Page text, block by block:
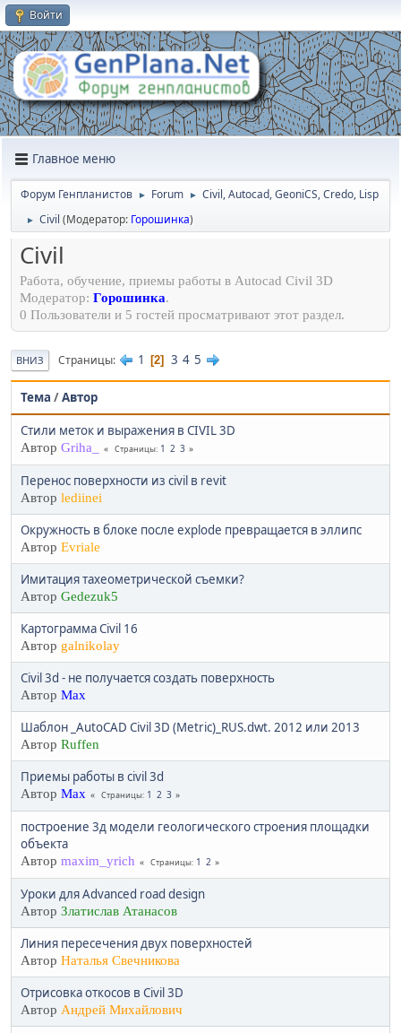
Войти
Главное меню
Форум Генпланистов ► Forum ► Civil, Autocad, GeoniCS, Credo, Lisp
► Civil (Модератор: Горошинка)
Civil
Работа, обучение, приемы работы в Autocad Civil 3D
Модератор: Горошинка.
0 Пользователи и 5 гостей просматривают этот раздел.
ВНИЗ Страницы 1 2 3 4 5
Тема /Автор
Стили меток и выражения в CIVIL 3D
Автор Griha_ Страницы 1 2 3
Перенос поверхности из civil в revit
Автор lediinei
Окружность в блоке после explode превращается в эллипс
Автор Evriale
Имитация тахеометрической съемки?
Автор Gedezuk5
Картограмма Civil 16
Автор galnikolay
Civil 3d - не получается создать поверхность
Автор Max
Шаблон _AutoCAD Civil 3D (Metric)_RUS.dwt. 2012 или 2013
Автор Ruffen
Приемы работы в civil 3d
Автор Max Страницы 1 2 3
построение 3д модели геологического строения площадки
объекта
Автор maxim_yrich Страницы 1 2
Уроки для Advanced road design
Автор Златислав Атанасов
Линия пересечения двух поверхностей
Автор Наталья Свечникова
Отрисовка откосов в Civil 3D
Автор Андрей Михайлович